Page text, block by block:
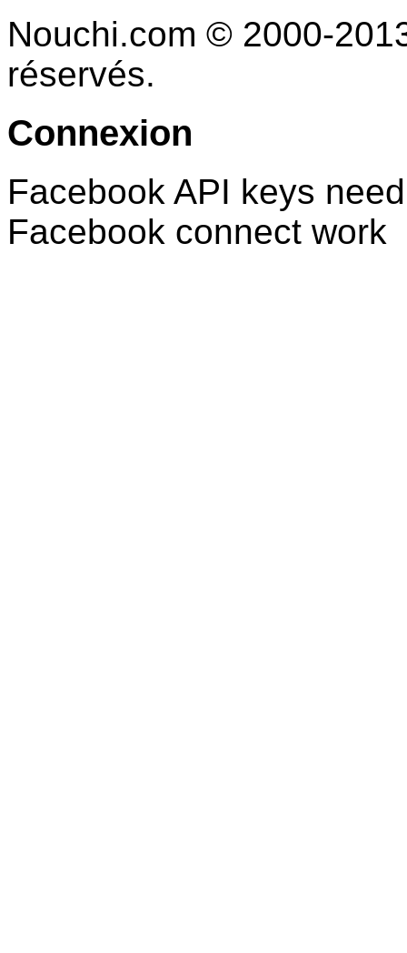
Nouchi.com © 2000-
réservés.
Connexion
Facebook API keys
Facebook connect work